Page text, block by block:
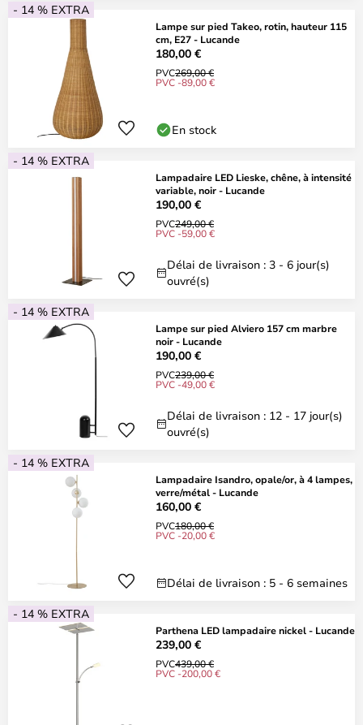
- 14 % EXTRA
Lampe sur pied Takeo, rotin, hauteur 115
cm, E27 - Lucande
180,00 €
PVC269,00 €
PVC -89,00 €
En stock
- 14 % EXTRA
Lampadaire LED Lieske, chêne, à intensité
variable, noir - Lucande
190,00 €
PVC249,00 €
PVC -59,00 €
Délai de livraison : 3 - 6 jour(s)
ouvré(s)
- 14 % EXTRA
Lampe sur pied Alviero 157 cm marbre
noir - Lucande
190,00 €
PVC239,00 €
PVC -49,00 €
Délai de livraison : 12 - 17 jour(s)
ouvré(s)
- 14 % EXTRA
Lampadaire Isandro, opale/or, à 4 lampes,
verre/métal - Lucande
160,00 €
PVC180,00 €
PVC -20,00 €
Délai de livraison : 5 - 6 semaines
- 14 % EXTRA
Parthena LED lampadaire nickel - Lucande
239,00 €
PVC439,00 €
PVC -200,00 €